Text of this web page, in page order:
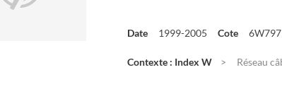
Date 1999-2005 Cote 6W797
Contexte : Index W Réseau